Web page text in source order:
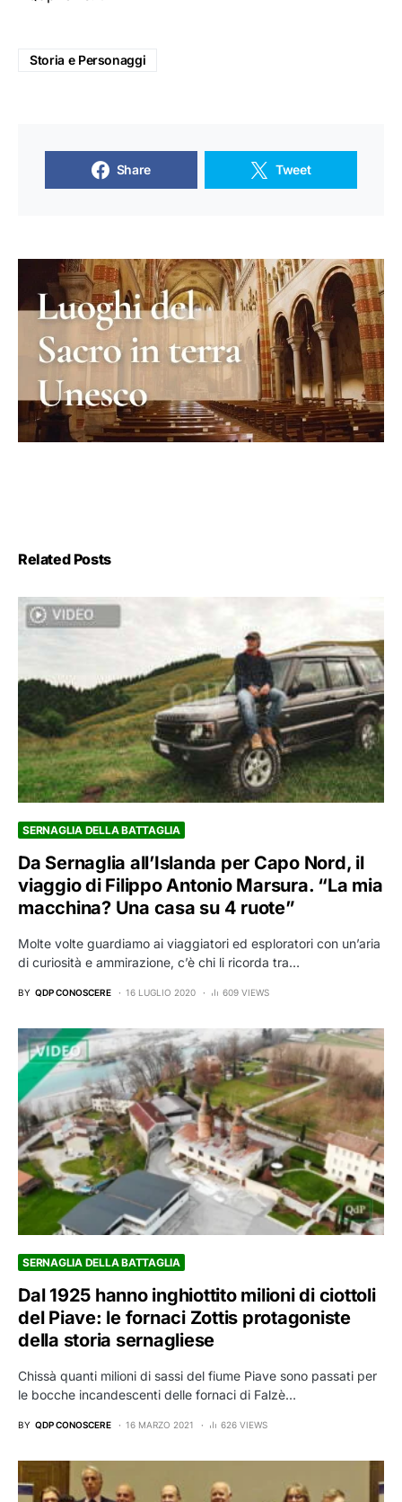
Storia e Personaggi
Share Tweet
Related Posts
SERNAGLIA DELLA BATTAGLIA
Da Sernaglia all’Islanda per Capo Nord, il
viaggio di Filippo Antonio Marsura. “La mia
macchina? Una casa su 4 ruote”
Molte volte guardiamo ai viaggiatori ed esploratori con un’aria
di curiosità e ammirazione, c’è chi li ricorda tra…
BY QDP CONOSCERE 16 LUGLIO 2020 609 VIEWS
SERNAGLIA DELLA BATTAGLIA
Dal 1925 hanno inghiottito milioni di ciottoli
del Piave: le fornaci Zottis protagoniste
della storia sernagliese
Chissà quanti milioni di sassi del fiume Piave sono passati per
le bocche incandescenti delle fornaci di Falzè…
BY QDP CONOSCERE 16 MARZO 2021 626 VIEWS